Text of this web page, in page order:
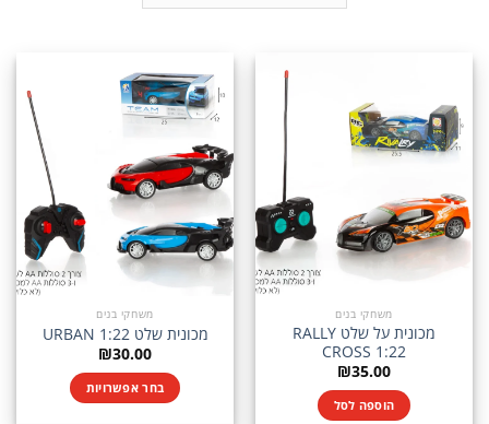
משחקי בנים
מכונית על שלט RALLY
CROSS 1:22
₪35.00
הוספה לסל
משחקי בנים
מכונית שלט URBAN 1:22
₪30.00
בחר אפשרויות